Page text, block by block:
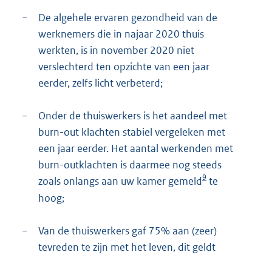
−
De algehele ervaren gezondheid van de
werknemers die in najaar 2020 thuis
werkten, is in november 2020 niet
verslechterd ten opzichte van een jaar
eerder, zelfs licht verbeterd;
−
Onder de thuiswerkers is het aandeel met
burn-out klachten stabiel vergeleken met
een jaar eerder. Het aantal werkenden met
burn-outklachten is daarmee nog steeds
zoals onlangs aan uw kamer gemeld9 te
hoog;
−
Van de thuiswerkers gaf 75% aan (zeer)
tevreden te zijn met het leven, dit geldt